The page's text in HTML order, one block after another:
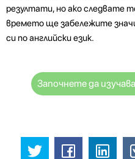
резултати, но ако следвате
времето ще забележите
си по английски език.
Започнете да